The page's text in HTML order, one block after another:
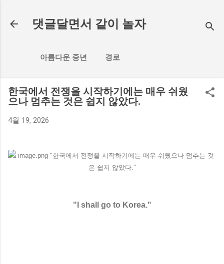
댓글달면서 같이 놀자
아름다운 중년 경로
한국에서 전쟁을 시작하기에는 매우 쉬웠
으나 멈추는 것은 쉽지 않았다.
4월 19, 2026
"I shall go to Korea."